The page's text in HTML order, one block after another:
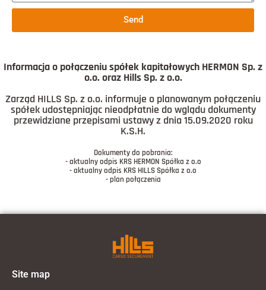
Send
Informacja o połączeniu spółek kapitałowych HERMON Sp. z
o.o. oraz Hills Sp. z o.o.
Zarząd HILLS Sp. z o.o. informuje o planowanym połączeniu
spółek udostępniając nieodpłatnie do wglądu dokumenty
przewidziane przepisami ustawy z dnia 15.09.2020 roku
K.S.H.
Dokumenty do pobrania:
- aktualny odpis KRS HERMON Spółka z o.o
- aktualny odpis KRS HILLS Spółka z o.o
- plan połączenia
Site map